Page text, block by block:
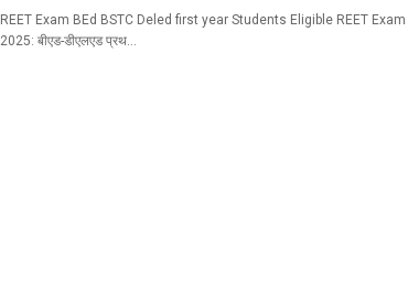
REET Exam BEd BSTC Deled first year Students Eligible REET Exam
2025: बीएड-डीएलएड प्रथ…